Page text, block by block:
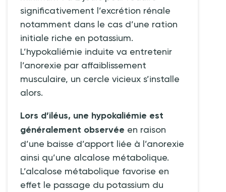
significativement l’excrétion rénale
notamment dans le cas d’une ration
initiale riche en potassium.
L’hypokaliémie induite va entretenir
l’anorexie par affaiblissement
musculaire, un cercle vicieux s’installe
alors.
Lors d’iléus, une hypokaliémie est
généralement observée en raison
d’une baisse d’apport liée à l’anorexie
ainsi qu’une alcalose métabolique.
L’alcalose métabolique favorise en
effet le passage du potassium du